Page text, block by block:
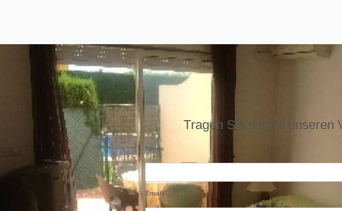
Tragen Sie sich in unseren
Name
Email